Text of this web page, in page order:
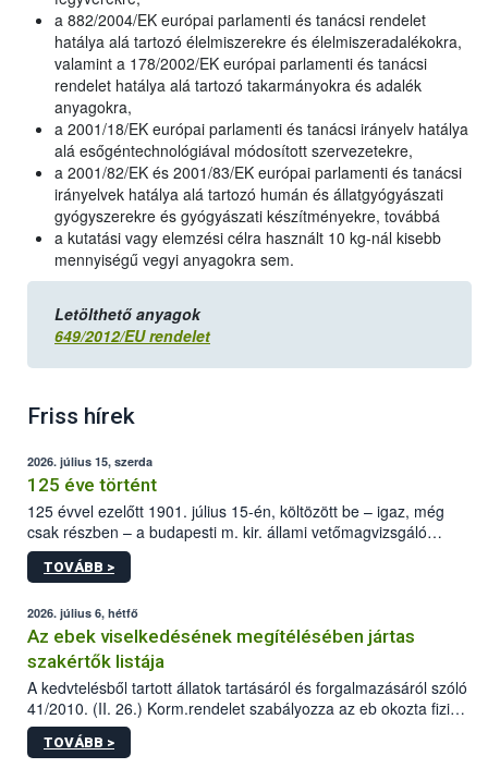
a 882/2004/EK európai parlamenti és tanácsi rendelet
hatálya alá tartozó élelmiszerekre és élelmiszeradalékokra,
valamint a 178/2002/EK európai parlamenti és tanácsi
rendelet hatálya alá tartozó takarmányokra és adalék
anyagokra,
a 2001/18/EK európai parlamenti és tanácsi irányelv hatálya
alá esőgéntechnológiával módosított szervezetekre,
a 2001/82/EK és 2001/83/EK európai parlamenti és tanácsi
irányelvek hatálya alá tartozó humán és állatgyógyászati
gyógyszerekre és gyógyászati készítményekre, továbbá
a kutatási vagy elemzési célra használt 10 kg-nál kisebb
mennyiségű vegyi anyagokra sem.
Letölthető anyagok
649/2012/EU rendelet
Friss hírek
2026. július 15, szerda
125 éve történt
125 évvel ezelőtt 1901. július 15-én, költözött be – igaz, még
csak részben – a budapesti m. kir. állami vetőmagvizsgáló
állomás a Kis Rókus utca 15. szám alatti, Czigler Győző által
tervezett új épületébe.
TOVÁBB >
2026. július 6, hétfő
Az ebek viselkedésének megítélésében jártas
szakértők listája
A kedvtelésből tartott állatok tartásáról és forgalmazásáról szóló
41/2010. (II. 26.) Korm.rendelet szabályozza az eb okozta fizikai
sérülés, illetve ennek veszélye keletkezésekor felmerülő
hatósági feladatokat, valamint a veszélyes eb tartását és annak
TOVÁBB >